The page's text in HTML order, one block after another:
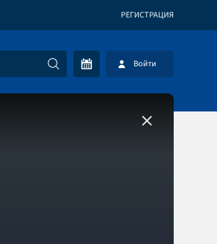
РЕГИСТРАЦИЯ
Войти